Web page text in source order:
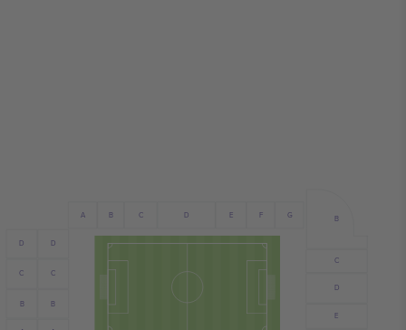
B B
C C
D D
B
C
D
E
A B C D E F G